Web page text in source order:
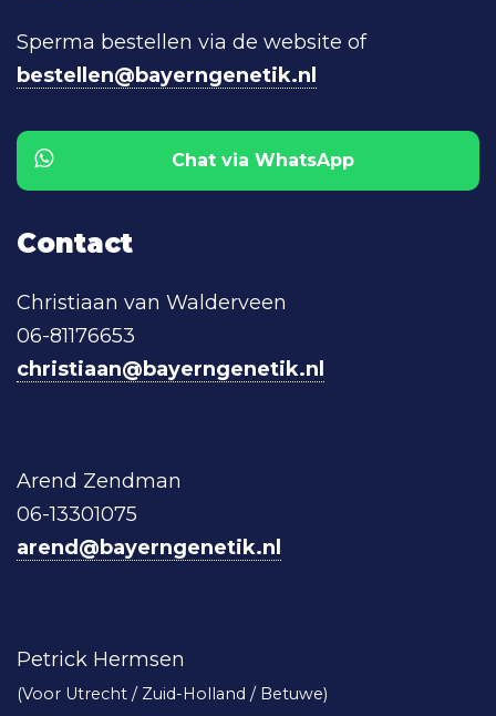
Sperma bestellen via de website of
bestellen@bayerngenetik.nl
Chat via WhatsApp
Contact
Christiaan van Walderveen
06-81176653
christiaan@bayerngenetik.nl
Arend Zendman
06-13301075
arend@bayerngenetik.nl
Petrick Hermsen
(Voor Utrecht / Zuid-Holland / Betuwe)